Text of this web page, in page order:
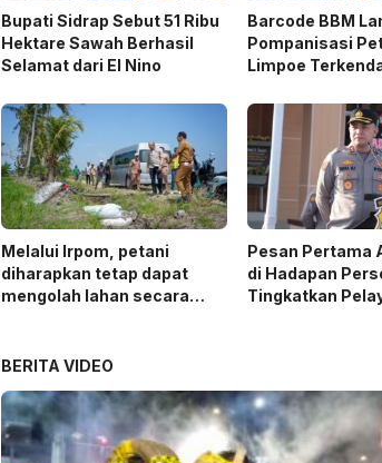
Bupati Sidrap Sebut 51 Ribu
Hektare Sawah Berhasil
Selamat dari El Nino
Barcode BBM
Pompanisasi
Limpoe
Melalui Irpom, petani
diharapkan tetap dapat
mengolah lahan secara
Pesan Pertama
di Hadapan
Tingkatkan
BERITA VIDEO